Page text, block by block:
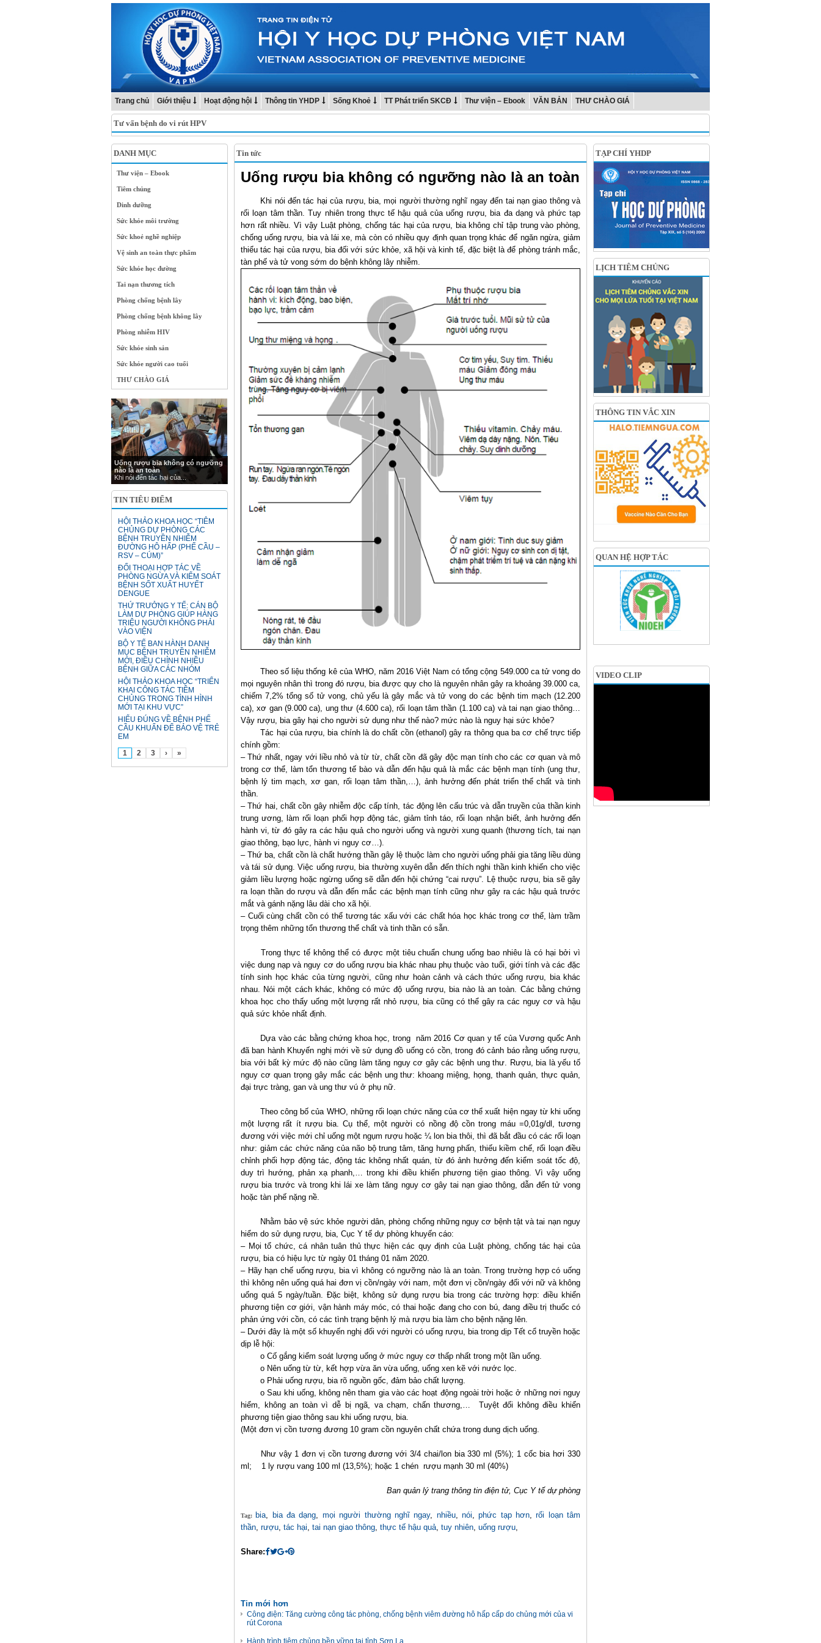
Trang chủ Giới thiệu Hoạt động hội Thông tin YHDP Sống Khoẻ TT Phát triển SKCĐ Thư viện – Ebook VĂN BẢN THƯ CHÀO GIÁ
Tư vấn bệnh do vi rút HPV
DANH MỤC
Thư viện – Ebook
Tiêm chủng
Dinh dưỡng
Sức khỏe môi trường
Sức khoẻ nghề nghiệp
Vệ sinh an toàn thực phẩm
Sức khỏe học đường
Tai nạn thương tích
Phòng chống bệnh lây
Phòng chống bệnh không lây
Phòng nhiễm HIV
Sức khỏe sinh sản
Sức khỏe người cao tuổi
THƯ CHÀO GIÁ
Uống rượu bia không có ngưỡng
nào là an toàn
Khi nói đến tác hại của...
TIN TIÊU ĐIỂM
HỘI THẢO KHOA HỌC “TIÊM
CHỦNG DỰ PHÒNG CÁC
BỆNH TRUYỀN NHIỄM
ĐƯỜNG HÔ HẤP (PHẾ CẦU –
RSV – CÚM)”
ĐỐI THOẠI HỢP TÁC VỀ
PHÒNG NGỪA VÀ KIỂM SOÁT
BỆNH SỐT XUẤT HUYẾT
DENGUE
THỨ TRƯỞNG Y TẾ: CÁN BỘ
LÀM DỰ PHÒNG GIÚP HÀNG
TRIỆU NGƯỜI KHÔNG PHẢI
VÀO VIỆN
BỘ Y TẾ BAN HÀNH DANH
MỤC BỆNH TRUYỀN NHIỄM
MỚI, ĐIỀU CHỈNH NHIỀU
BỆNH GIỮA CÁC NHÓM
HỘI THẢO KHOA HỌC “TRIỂN
KHAI CÔNG TÁC TIÊM
CHỦNG TRONG TÌNH HÌNH
MỚI TẠI KHU VỰC”
HIỂU ĐÚNG VỀ BỆNH PHẾ
CẦU KHUẨN ĐỂ BẢO VỆ TRẺ
EM
1
2 3 › »
Tin tức
Uống rượu bia không có ngưỡng nào là an toàn
Khi nói đến tác hại của rượu, bia, mọi người thường nghĩ ngay đến tai nạn giao thông và
rối loạn tâm thần. Tuy nhiên trong thực tế hậu quả của uống rượu, bia đa dạng và phức tạp
hơn rất nhiều. Vì vậy Luật phòng, chống tác hại của rượu, bia không chỉ tập trung vào phòng,
chống uống rượu, bia và lái xe, mà còn có nhiều quy định quan trọng khác để ngăn ngừa, giảm
thiểu tác hại của rượu, bia đối với sức khỏe, xã hội và kinh tế, đặc biệt là để phòng tránh mắc,
tàn phế và tử vong sớm do bệnh không lây nhiễm.
Theo số liệu thống kê của WHO, năm 2016 Việt Nam có tổng cộng 549.000 ca tử vong do
mọi nguyên nhân thì trong đó rượu, bia được quy cho là nguyên nhân gây ra khoảng 39.000 ca,
chiếm 7,2% tổng số tử vong, chủ yếu là gây mắc và tử vong do các bệnh tim mạch (12.200
ca), xơ gan (9.000 ca), ung thư (4.600 ca), rối loạn tâm thần (1.100 ca) và tai nạn giao thông…
Vậy rượu, bia gây hại cho người sử dụng như thế nào? mức nào là nguy hại sức khỏe?
Tác hại của rượu, bia chính là do chất cồn (ethanol) gây ra thông qua ba cơ chế trực tiếp
chính gồm:
– Thứ nhất, ngay với liều nhỏ và từ từ, chất cồn đã gây độc mạn tính cho các cơ quan và mô
trong cơ thể, làm tổn thương tế bào và dẫn đến hậu quả là mắc các bệnh mạn tính (ung thư,
bệnh lý tim mạch, xơ gan, rối loạn tâm thần,…), ảnh hưởng đến phát triển thể chất và tinh
thần.
– Thứ hai, chất cồn gây nhiễm độc cấp tính, tác động lên cấu trúc và dẫn truyền của thần kinh
trung ương, làm rối loạn phối hợp động tác, giảm tỉnh táo, rối loạn nhận biết, ảnh hưởng đến
hành vi, từ đó gây ra các hậu quả cho người uống và người xung quanh (thương tích, tai nạn
giao thông, bạo lực, hành vi nguy cơ…).
– Thứ ba, chất cồn là chất hướng thần gây lệ thuộc làm cho người uống phải gia tăng liều dùng
và tái sử dụng. Việc uống rượu, bia thường xuyên dẫn đến thích nghi thần kinh khiến cho việc
giảm liều lượng hoặc ngừng uống sẽ dẫn đến hội chứng “cai rượu”. Lệ thuộc rượu, bia sẽ gây
ra loạn thần do rượu và dẫn đến mắc các bệnh mạn tính cũng như gây ra các hậu quả trước
mắt và gánh nặng lâu dài cho xã hội.
– Cuối cùng chất cồn có thể tương tác xấu với các chất hóa học khác trong cơ thể, làm trầm
trọng thêm những tổn thương thể chất và tinh thần có sẵn.
Trong thực tế không thể có được một tiêu chuẩn chung uống bao nhiêu là có hại bởi vì
việc dung nạp và nguy cơ do uống rượu bia khác nhau phụ thuộc vào tuổi, giới tính và các đặc
tính sinh học khác của từng người, cũng như hoàn cảnh và cách thức uống rượu, bia khác
nhau. Nói một cách khác, không có mức độ uống rượu, bia nào là an toàn. Các bằng chứng
khoa học cho thấy uống một lượng rất nhỏ rượu, bia cũng có thể gây ra các nguy cơ và hậu
quả sức khỏe nhất định.
Dựa vào các bằng chứng khoa học, trong năm 2016 Cơ quan y tế của Vương quốc Anh
đã ban hành Khuyến nghị mới về sử dụng đồ uống có cồn, trong đó cảnh báo rằng uống rượu,
bia với bất kỳ mức độ nào cũng làm tăng nguy cơ gây các bệnh ung thư. Rượu, bia là yếu tố
nguy cơ quan trọng gây mắc các bệnh ung thư: khoang miệng, họng, thanh quản, thực quản,
đại trực tràng, gan và ung thư vú ở phụ nữ.
Theo công bố của WHO, những rối loạn chức năng của cơ thể xuất hiện ngay từ khi uống
một lượng rất ít rượu bia. Cụ thể, một người có nồng độ cồn trong máu =0,01g/dl, tương
đương với việc mới chỉ uống một ngụm rượu hoặc ¼ lon bia thôi, thì đã bắt đầu có các rối loạn
như: giảm các chức năng của não bộ trung tâm, tăng hưng phấn, thiếu kiềm chế, rối loạn điều
chỉnh phối hợp động tác, động tác không nhất quán, từ đó ảnh hưởng đến kiểm soát tốc độ,
duy trì hướng, phản xạ phanh,… trong khi điều khiển phương tiện giao thông. Vì vậy uống
rượu bia trước và trong khi lái xe làm tăng nguy cơ gây tai nạn giao thông, dẫn đến tử vong
hoặc tàn phế nặng nề.
Nhằm bảo vệ sức khỏe người dân, phòng chống những nguy cơ bệnh tật và tai nạn nguy
hiểm do sử dụng rượu, bia, Cục Y tế dự phòng khuyến cáo:
– Mọi tổ chức, cá nhân tuân thủ thực hiện các quy định của Luật phòng, chống tác hại của
rượu, bia có hiệu lực từ ngày 01 tháng 01 năm 2020.
– Hãy hạn chế uống rượu, bia vì không có ngưỡng nào là an toàn. Trong trường hợp có uống
thì không nên uống quá hai đơn vị cồn/ngày với nam, một đơn vị cồn/ngày đối với nữ và không
uống quá 5 ngày/tuần. Đặc biệt, không sử dụng rượu bia trong các trường hợp: điều khiển
phương tiện cơ giới, vận hành máy móc, có thai hoặc đang cho con bú, đang điều trị thuốc có
phản ứng với cồn, có các tình trạng bệnh lý mà rượu bia làm cho bệnh nặng lên.
– Dưới đây là một số khuyến nghị đối với người có uống rượu, bia trong dịp Tết cổ truyền hoặc
dịp lễ hội:
o Cố gắng kiểm soát lượng uống ở mức nguy cơ thấp nhất trong một lần uống.
o Nên uống từ từ, kết hợp vừa ăn vừa uống, uống xen kẽ với nước lọc.
o Phải uống rượu, bia rõ nguồn gốc, đảm bảo chất lượng.
o Sau khi uống, không nên tham gia vào các hoạt động ngoài trời hoặc ở những nơi nguy
hiểm, không an toàn vì dễ bị ngã, va chạm, chấn thương,… Tuyệt đối không điều khiển
phương tiện giao thông sau khi uống rượu, bia.
(Một đơn vị cồn tương đương 10 gram cồn nguyên chất chứa trong dung dịch uống.
Như vậy 1 đơn vị cồn tương đương với 3/4 chai/lon bia 330 ml (5%); 1 cốc bia hơi 330
ml; 1 ly rượu vang 100 ml (13,5%); hoặc 1 chén rượu mạnh 30 ml (40%)
Ban quản lý trang thông tin điện tử, Cục Y tế dự phòng
Tag: bia, bia đa dạng, mọi người thường nghĩ ngay, nhiều, nói,phức tạp hơn,rối loạn tâm
thần, rượu, tác hại, tai nạn giao thông, thực tế hậu quả, tuy nhiên, uống rượu,
Share:
Tin mới hơn
Công điện: Tăng cường công tác phòng, chống bệnh viêm đường hô hấp cấp do chủng mới của vi
rút Corona
Hành trình tiêm chủng bền vững tại tỉnh Sơn La
TẠP CHÍ YHDP
LỊCH TIÊM CHỦNG
THÔNG TIN VẮC XIN
QUAN HỆ HỢP TÁC
VIDEO CLIP